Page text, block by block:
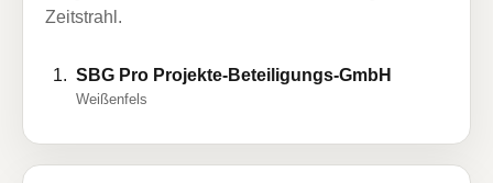
Zeitstrahl.
SBG Pro Projekte-Beteiligungs-GmbH
Weißenfels